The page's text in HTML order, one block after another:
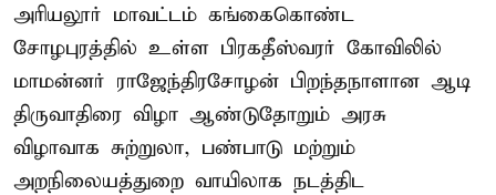
அரியலூர் மாவட்டம் கங்கைகொண்ட
சோழபுரத்தில் உள்ள பிரகதீஸ்வரர் கோவிலில்
மாமன்னர் ராஜேந்திரசோழன் பிறந்தநாளான ஆடி
திருவாதிரை விழா ஆண்டுதோறும் அரசு
விழாவாக சுற்றுலா, பண்பாடு மற்றும்
அறநிலையத்துறை வாயிலாக நடத்திட